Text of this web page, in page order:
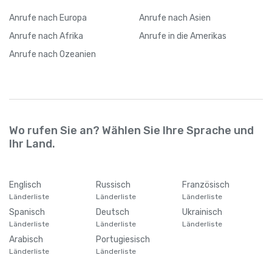
Anrufe nach Europa Anrufe nach Asien
Anrufe nach Afrika Anrufe in die Amerikas
Anrufe nach Ozeanien
Wo rufen Sie an? Wählen Sie Ihre Sprache und
Ihr Land.
Englisch
Länderliste
Russisch
Länderliste
Französisch
Länderliste
Spanisch
Länderliste
Deutsch
Länderliste
Ukrainisch
Länderliste
Arabisch
Länderliste
Portugiesisch
Länderliste